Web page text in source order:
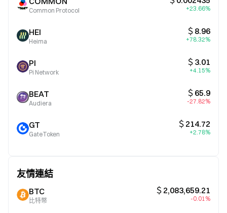
Common Protocol +23.66%
HEI
Heima
＄8.96
+78.32%
PI
Pi Network
＄3.01
+4.15%
BEAT
Audiera
＄65.9
-27.82%
GT
GateToken
＄214.72
+2.78%
友情連結
BTC
比特幣
＄2,083,659.21
-0.01%